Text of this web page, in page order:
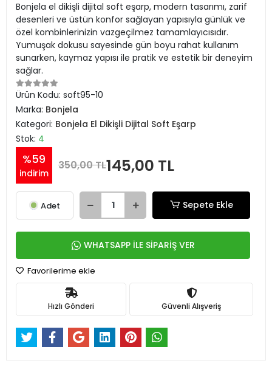
Bonjela el dikişli dijital soft eşarp, modern tasarımı, zarif
desenleri ve üstün konfor sağlayan yapısıyla günlük ve
özel kombinlerinizin vazgeçilmez tamamlayıcısıdır.
Yumuşak dokusu sayesinde gün boyu rahat kullanım
sunarken, kaymaz yapısı ile pratik ve estetik bir deneyim
sağlar.
Ürün Kodu: soft95-10
Marka: Bonjela
Kategori: Bonjela El Dikişli Dijital Soft Eşarp
Stok: 4
%59
indirim
350,00 TL145,00 TL
Adet Sepete Ekle
WHATSAPP İLE SİPARİŞ VER
Favorilerime ekle
Hızlı Gönderi Güvenli Alışveriş